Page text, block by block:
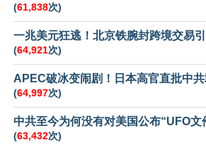
(61,838次)
一兆美元狂逃！北京铁腕封跨境交易
(64,921次)
APEC破冰变闹剧！日本高官直批中
(64,997次)
中共至今为何没有对美国公布“UFO文
(63,432次)